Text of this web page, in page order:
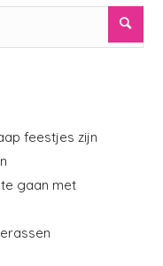
feestjes zijn
gaan met